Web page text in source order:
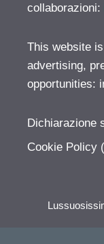
collaborazioni:
This website
advertising,
opportunities:
Dichiarazione
Cookie Policy